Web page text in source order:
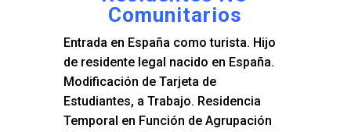
Comunitarios
Entrada en España como turista. Hijo
de residente legal nacido en España.
Modificación de Tarjeta de
Estudiantes, a Trabajo. Residencia
Temporal en Función de Agrupación